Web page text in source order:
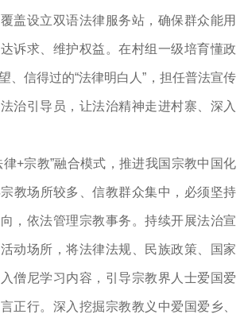
盖设立双语法律服务站，确保群众能用
诉求、维护权益。在村组一级培育懂政
、信得过的“法律明白人”，担任普法宣传
治引导员，让法治精神走进村寨、深入
律+宗教”融合模式，推进我国宗教中国化
教场所较多、信教群众集中，必须坚持
，依法管理宗教事务。持续开展法治宣
动场所，将法律法规、民族政策、国家
僧尼学习内容，引导宗教界人士爱国爱
正行。深入挖掘宗教教义中爱国爱乡、